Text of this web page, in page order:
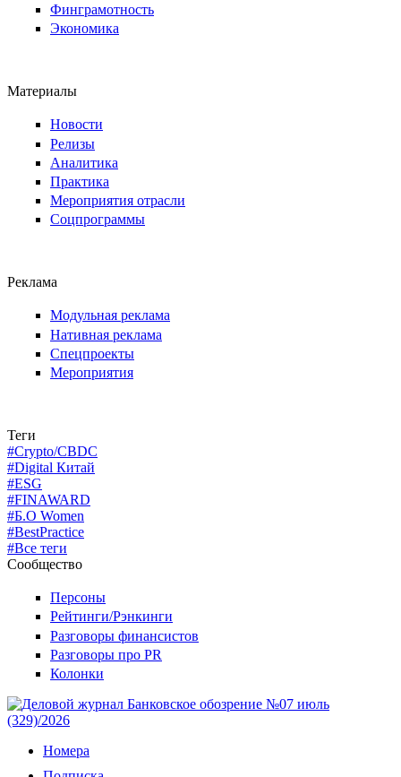
Финграмотность
Экономика
Материалы
Новости
Релизы
Аналитика
Практика
Мероприятия отрасли
Соцпрограммы
Реклама
Модульная реклама
Нативная реклама
Спецпроекты
Мероприятия
Теги
#Crypto/CBDC
#Digital Китай
#ESG
#FINAWARD
#Б.О Women
#BestPractice
#Все теги
Сообщество
Персоны
Рейтинги/Рэнкинги
Разговоры финансистов
Разговоры про PR
Колонки
Номера